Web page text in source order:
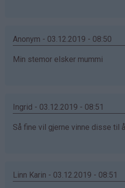
Anonym - 03.12.2019 - 08:50
Min stemor elsker mummi
Ingrid - 03.12.2019 - 08:51
Så fine vil gjerne vinne disse til
Linn Karin - 03.12.2019 - 08:51